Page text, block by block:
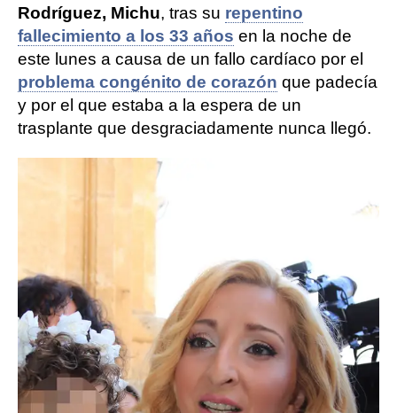
Rodríguez, Michu, tras su repentino
fallecimiento a los 33 años en la noche de
este lunes a causa de un fallo cardíaco por el
problema congénito de corazón que padecía
y por el que estaba a la espera de un
trasplante que desgraciadamente nunca llegó.